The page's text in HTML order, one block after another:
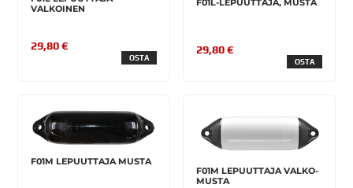
VALKOINEN
29,80 €
OSTA
29,80 €
OSTA
F01M LEPUUTTAJA MUSTA
F01M LEPUUTTAJA VALKO-
MUSTA